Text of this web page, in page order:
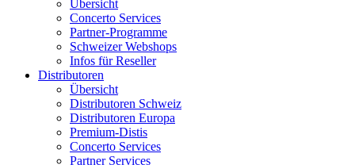
Übersicht
Concerto Services
Partner-Programme
Schweizer Webshops
Infos für Reseller
Distributoren
Übersicht
Distributoren Schweiz
Distributoren Europa
Premium-Distis
Concerto Services
Partner Services